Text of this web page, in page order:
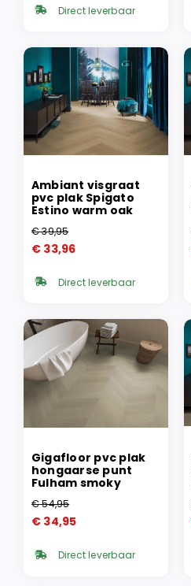
was:
is: Direct leverbaar
Ambiant visgraat
pvc plak Spigato
Estino warm oak
€39,95
Oorspronkelijke
was:
€ 33,96
Huidige
is: Direct leverbaar
Gigafloor pvc plak
hongaarse punt
Fulham smoky
€54,95
Oorspronkelijke
was:
€ 34,95
Huidige
is: Direct leverbaar